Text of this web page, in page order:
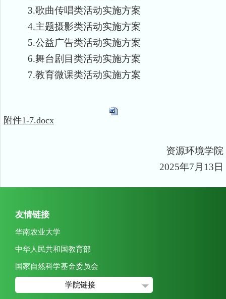
3.歌曲传唱类活动实施方案
4.主题摄影类活动实施方案
5.公益广告类活动实施方案
6.舞台剧目类活动实施方案
7.教育微课类活动实施方案
附件1-7.docx
资源环境学院
2025年7月13日
友情链接
华南农业大学
中华人民共和国教育部
国家自然科学基金委员会
学院链接